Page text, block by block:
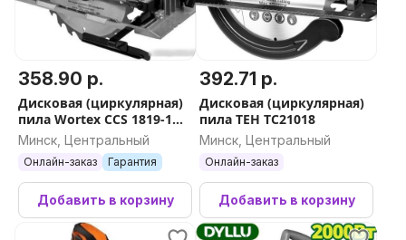
358.90 р.
Дисковая (циркулярная)
пила Wortex CCS 1819-1
1329532 (без АКБ)
Минск, Центральный
Онлайн-заказ Гарантия
Добавить в корзину
392.71 р.
Дисковая (циркулярная)
пила TEH TC21018
Минск, Центральный
Онлайн-заказ
Добавить в корзину